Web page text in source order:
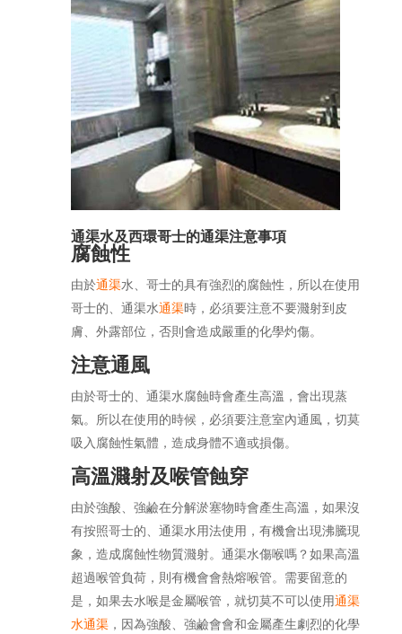
通渠水及西環哥士的通渠注意事項
腐蝕性
由於通渠水、哥士的具有強烈的腐蝕性，所以在使用
哥士的、通渠水通渠時，必須要注意不要濺射到皮
膚、外露部位，否則會造成嚴重的化學灼傷。
注意通風
由於哥士的、通渠水腐蝕時會產生高溫，會出現蒸
氣。所以在使用的時候，必須要注意室內通風，切莫
吸入腐蝕性氣體，造成身體不適或損傷。
高溫濺射及喉管蝕穿
由於強酸、強鹼在分解淤塞物時會產生高溫，如果沒
有按照哥士的、通渠水用法使用，有機會出現沸騰現
象，造成腐蝕性物質濺射。通渠水傷喉嗎？如果高溫
超過喉管負荷，則有機會會熱熔喉管。需要留意的
是，如果去水喉是金屬喉管，就切莫不可以使用通渠
水通渠，因為強酸、強鹼會會和金屬產生劇烈的化學